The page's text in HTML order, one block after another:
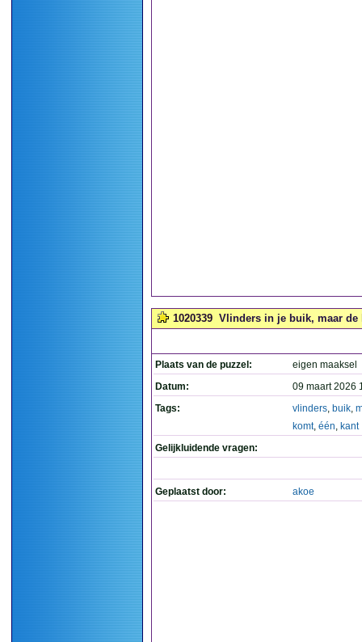
1020339 Vlinders in je buik, maar de
Plaats van de puzzel:
eigen maaksel
Datum:
09 maart 2026
Tags:
vlinders, buik,
komt, één, kant
Gelijkluidende vragen:
Geplaatst door: akoe